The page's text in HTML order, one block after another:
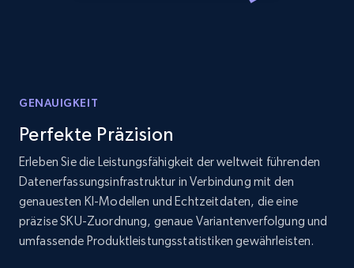
price, Currency, Availability, Reviews count, and
Amazon products global dataset - Collect
Amazon products by seller URL
Title, Seller name, Brand, Description, Initial
price, Currency, Availability, Reviews count, and
more.
GENAUIGKEIT
Perfekte Präzision
Erleben Sie die Leistungsfähigkeit der weltweit führenden
Datenerfassungsinfrastruktur in Verbindung mit den
genauesten KI-Modellen und Echtzeitdaten, die eine
präzise SKU-Zuordnung, genaue Variantenverfolgung und
umfassende Produktleistungsstatistiken gewährleisten.